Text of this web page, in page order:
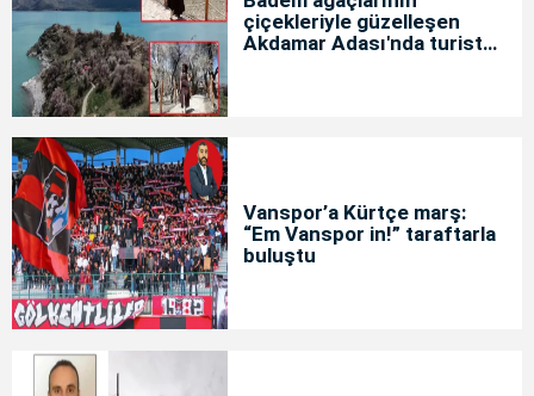
çiçekleriyle güzelleşen
Akdamar Adası'nda turist
Vanspor’a Kürtçe marş:
“Em Vanspor in!” taraftarla
buluştu